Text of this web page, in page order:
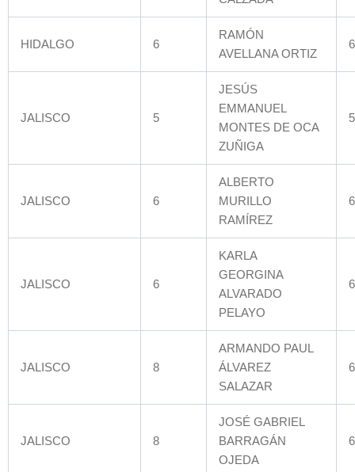
HIDALGO 6
RAMÓN
AVELLANA ORTIZ
JALISCO 5
JESÚS
EMMANUEL
MONTES DE OCA
ZUÑIGA
JALISCO 6
ALBERTO
MURILLO
RAMÍREZ
JALISCO 6
KARLA
GEORGINA
ALVARADO
PELAYO
JALISCO 8
ARMANDO PAUL
ÁLVAREZ
SALAZAR
JALISCO 8
JOSÉ GABRIEL
BARRAGÁN
OJEDA